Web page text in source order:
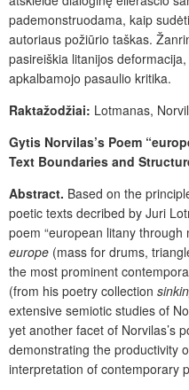
pademonstruodama, kaip
autoriaus požiūrio taškas.
pasireiškia litanijos
apkalbamojo pasaulio kritika.
Raktažodžiai: Lotmanas,
Gytis Norvilas’s Poem
Text Boundaries and
Abstract. Based on the
poetic texts decribed by Juri
poem “european litany
europe (mass for drums,
the most prominent
(from his poetry collection
extensive semiotic studies of
yet another facet of Norvilas’s
demonstrating the productivity
interpretation of contemporary